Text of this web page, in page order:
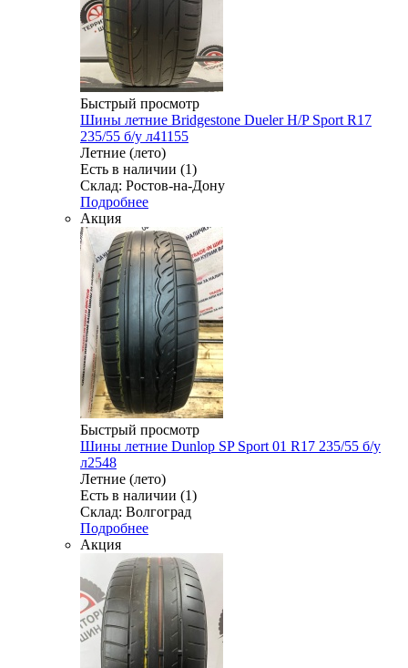
Быстрый просмотр
Шины летние Bridgestone Dueler H/P Sport R17
235/55 б/у л41155
Летние (лето)
Есть в наличии (1)
Склад: Ростов-на-Дону
Подробнее
Акция
Быстрый просмотр
Шины летние Dunlop SP Sport 01 R17 235/55 б/у
л2548
Летние (лето)
Есть в наличии (1)
Склад: Волгоград
Подробнее
Акция